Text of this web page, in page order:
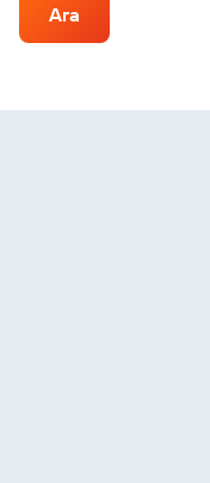
Ara